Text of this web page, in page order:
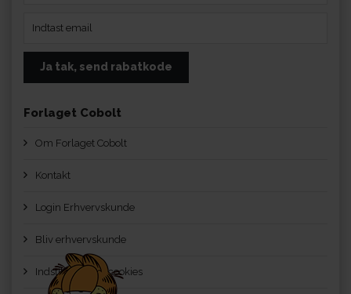
Forlaget Cobolt
Om Forlaget Cobolt
Kontakt
Login Erhvervskunde
Bliv erhvervskunde
Indstillinger for cookies